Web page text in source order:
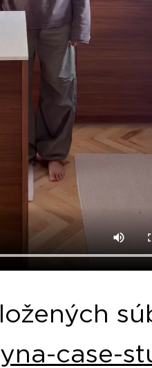
case-